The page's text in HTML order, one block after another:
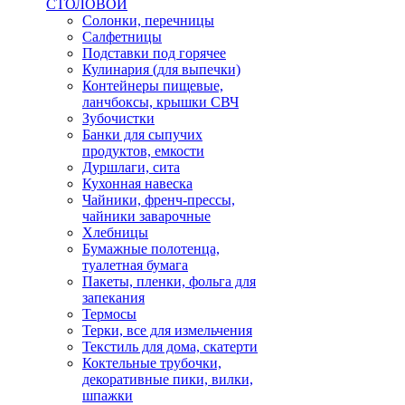
СТОЛОВОЙ
Солонки, перечницы
Салфетницы
Подставки под горячее
Кулинария (для выпечки)
Контейнеры пищевые,
ланчбоксы, крышки СВЧ
Зубочистки
Банки для сыпучих
продуктов, емкости
Дуршлаги, сита
Кухонная навеска
Чайники, френч-прессы,
чайники заварочные
Хлебницы
Бумажные полотенца,
туалетная бумага
Пакеты, пленки, фольга для
запекания
Термосы
Терки, все для измельчения
Текстиль для дома, скатерти
Коктельные трубочки,
декоративные пики, вилки,
шпажки